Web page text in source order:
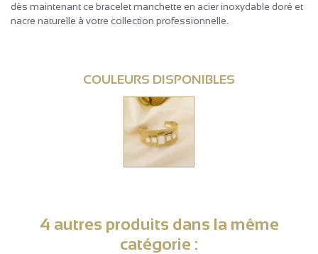
dès maintenant ce bracelet manchette en acier inoxydable doré et
nacre naturelle à votre collection professionnelle.
COULEURS DISPONIBLES
4 autres produits dans la même
catégorie :